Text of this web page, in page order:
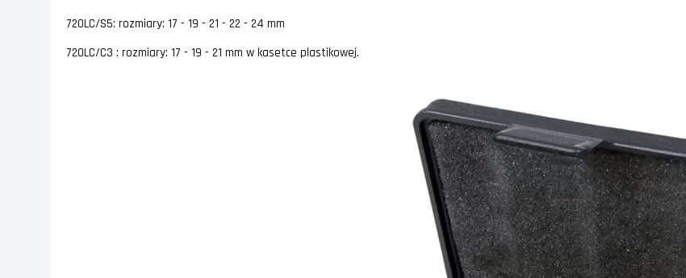
720LC/S5: rozmiary: 17 - 19 - 21 - 22 - 24 mm
720LC/C3 : rozmiary: 17 - 19 - 21 mm w kasetce plastikowej.